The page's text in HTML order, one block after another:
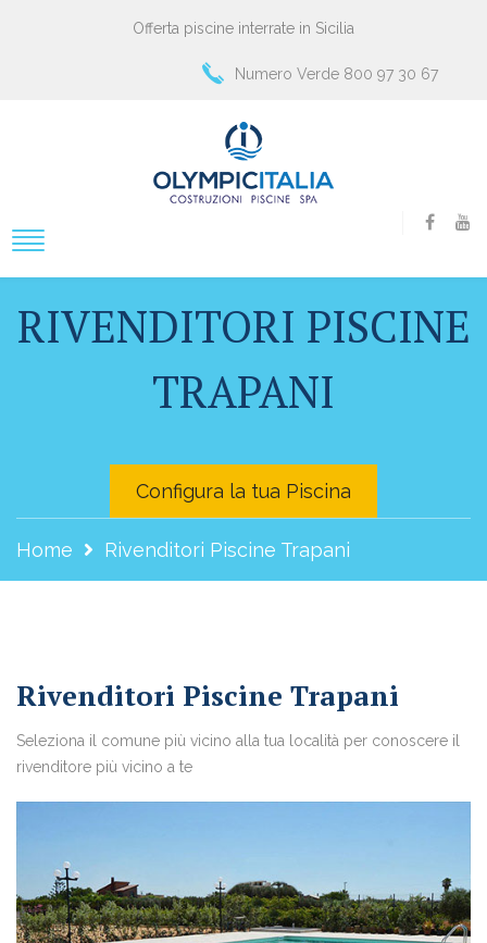
Offerta piscine interrate in Sicilia
Numero Verde 800 97 30 67
RIVENDITORI PISCINE
TRAPANI
Configura la tua Piscina
Home Rivenditori Piscine Trapani
Rivenditori Piscine Trapani
Seleziona il comune più vicino alla tua località per conoscere il
rivenditore più vicino a te